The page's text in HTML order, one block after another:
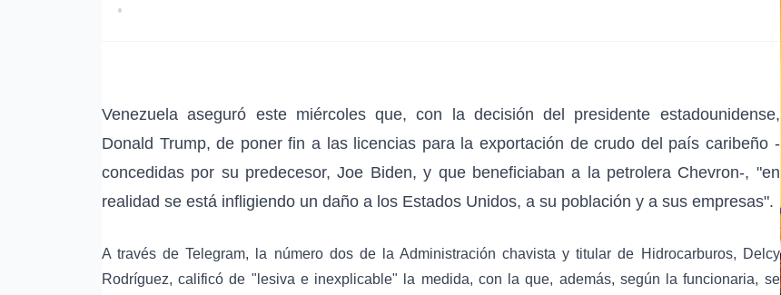
•
Venezuela aseguró este miércoles que, con la decisión del presidente estadounidense,
Donald Trump, de poner fin a las licencias para la exportación de crudo del país caribeño -
concedidas por su predecesor, Joe Biden, y que beneficiaban a la petrolera Chevron-, "en
realidad se está infligiendo un daño a los Estados Unidos, a su población y a sus empresas".
A través de Telegram, la número dos de la Administración chavista y titular de Hidrocarburos, Delcy
Rodríguez, calificó de "lesiva e inexplicable" la medida, con la que, además, según la funcionaria, se